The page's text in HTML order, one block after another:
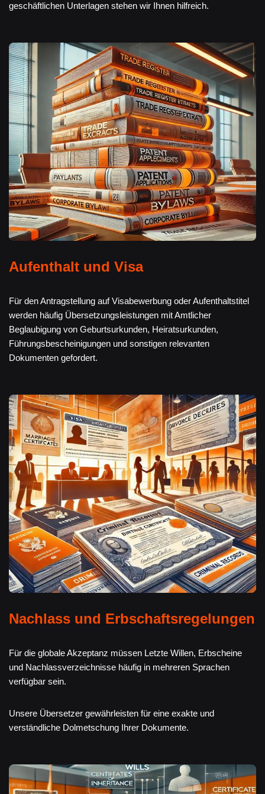
geschäftlichen Unterlagen stehen wir Ihnen hilfreich.
Aufenthalt und Visa
Für den Antragstellung auf Visabewerbung oder Aufenthaltstitel
werden häufig Übersetzungsleistungen mit Amtlicher
Beglaubigung von Geburtsurkunden, Heiratsurkunden,
Führungsbescheinigungen und sonstigen relevanten
Dokumenten gefordert.
Nachlass und Erbschaftsregelungen
Für die globale Akzeptanz müssen Letzte Willen, Erbscheine
und Nachlassverzeichnisse häufig in mehreren Sprachen
verfügbar sein.
Unsere Übersetzer gewährleisten für eine exakte und
verständliche Dolmetschung Ihrer Dokumente.